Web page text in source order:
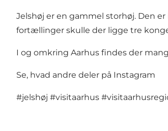
Jelshøj er en gammel storhøj. Den
fortællinger skulle der ligge tre
I og omkring Aarhus findes der
Se, hvad andre deler på Instagram
#jelshøj #visitaarhus